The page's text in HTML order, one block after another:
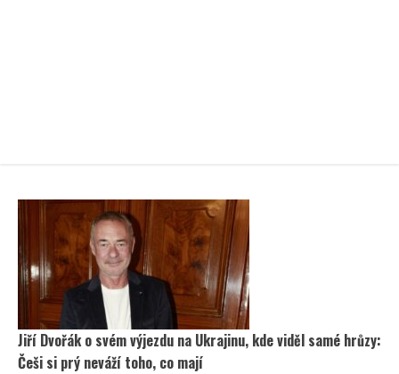
Jiří Dvořák o svém výjezdu na Ukrajinu, kde viděl samé hrůzy:
Češi si prý neváží toho, co mají